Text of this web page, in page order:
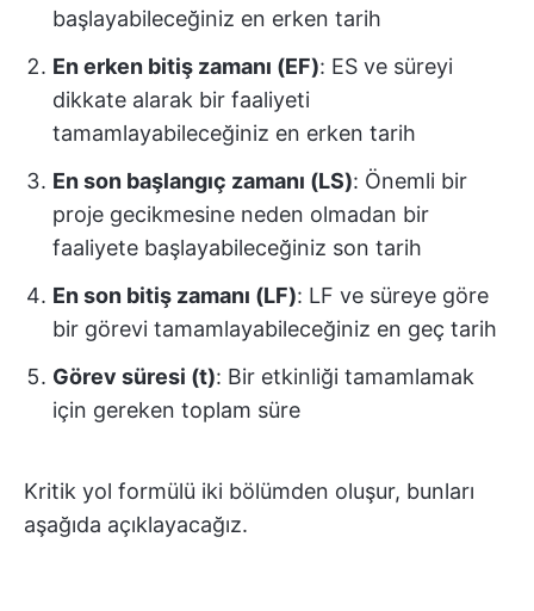
başlayabileceğiniz en erken tarih
En erken bitiş zamanı (EF): ES ve süreyi
dikkate alarak bir faaliyeti
tamamlayabileceğiniz en erken tarih
En son başlangıç zamanı (LS): Önemli bir
proje gecikmesine neden olmadan bir
faaliyete başlayabileceğiniz son tarih
En son bitiş zamanı (LF): LF ve süreye göre
bir görevi tamamlayabileceğiniz en geç tarih
Görev süresi (t): Bir etkinliği tamamlamak
için gereken toplam süre
Kritik yol formülü iki bölümden oluşur, bunları
aşağıda açıklayacağız.